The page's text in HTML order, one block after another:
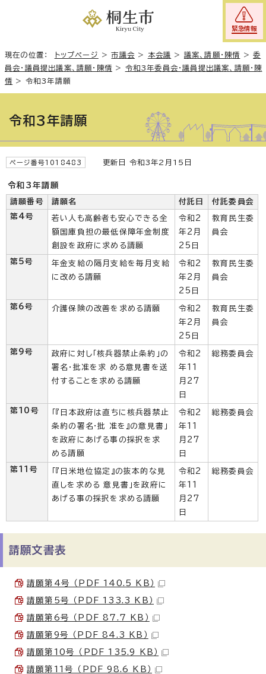
緊急情報
現在の位置： トップページ >市議会 > 本会議 > 議案、請願・陳情 >委
員会・議員提出議案、請願・陳情 > 令和3年委員会・議員提出議案、請願・陳
情 > 令和3年請願
令和3年請願
ページ番号1018483 更新日 令和3年2月15日
令和3年請願
請願番号 請願名 付託日
付託委員会
第4号
若い人も高齢者も安心できる全
額国庫負担の最低保障年金制度
創設を政府に求める請願
令和2
年2月
25日
教育民生委
員会
第5号
年金支給の隔月支給を毎月支給
に改める請願
令和2
年2月
25日
教育民生委
員会
第6号 介護保険の改善を求める請願
令和2
年2月
25日
教育民生委
員会
第9号
政府に対し「核兵器禁止条約」の
署名・批准を求 める意見書を送
付することを求める請願
令和2
年11
月27
日
総務委員会
第10号
「『日本政府は直ちに核兵器禁止
条約の署名·批 准を』の意見書」
を政府にあげる事の採択を求
める請願
令和2
年11
月27
日
総務委員会
第11号
「『日米地位協定』の抜本的な見
直しを求める 意見書」を政府に
あげる事の採択を求める請願
令和2
年11
月27
日
総務委員会
請願文書表
請願第4号 （PDF 140.5 KB）
請願第5号 （PDF 133.3 KB）
請願第6号 （PDF 87.7 KB）
請願第9号 （PDF 84.3 KB）
請願第10号 （PDF 135.9 KB）
請願第11号 （PDF 98.6 KB）